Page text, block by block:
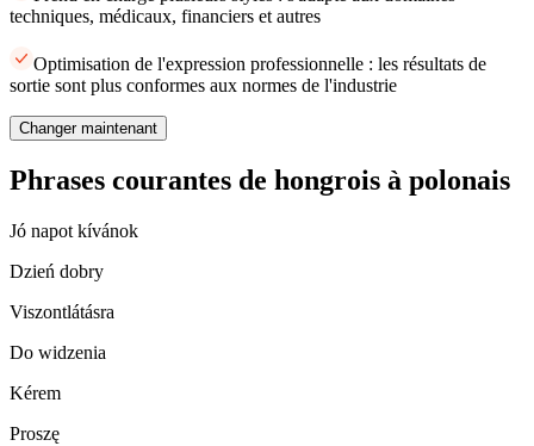
techniques, médicaux, financiers et autres
Optimisation de l'expression professionnelle : les résultats de
sortie sont plus conformes aux normes de l'industrie
Changer maintenant
Phrases courantes de hongrois à polonais
Jó napot kívánok
Dzień dobry
Viszontlátásra
Do widzenia
Kérem
Proszę